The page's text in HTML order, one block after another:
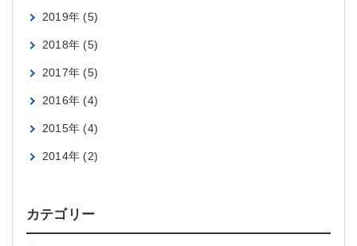
2019年 (5)
2018年 (5)
2017年 (5)
2016年 (4)
2015年 (4)
2014年 (2)
カテゴリー